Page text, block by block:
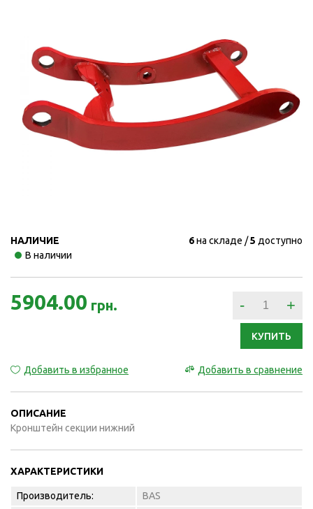
НАЛИЧИЕ
В наличии
6на складе 5 доступно
5904.00 грн. - +
КУПИТЬ
Добавить в избранное Добавить в сравнение
ОПИСАНИЕ
Кронштейн секции нижний
ХАРАКТЕРИСТИКИ
Производитель:
BAS